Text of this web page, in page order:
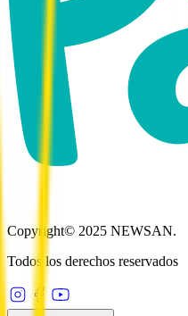
Copyright© 2025 NEWSAN.
Todos los derechos reservados